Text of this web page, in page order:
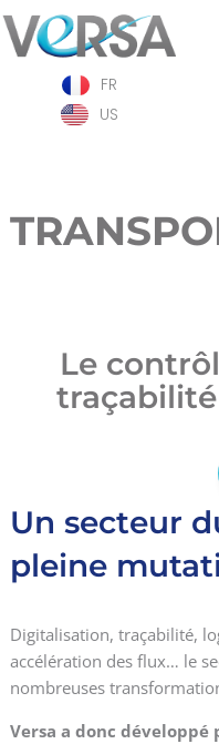
Aller
contenu
FR
US
Le
Un secteur
pleine
Digitalisation, traçabilité,
accélération des flux… le
nombreuses
Versa a donc